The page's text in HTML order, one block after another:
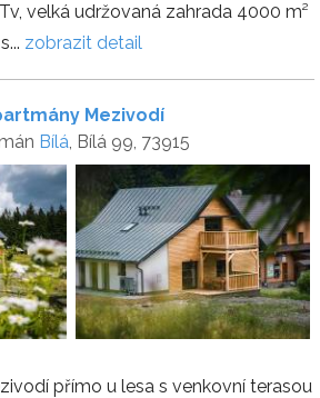
velká udržovaná zahrada 4000 m²
s... zobrazit detail
Mezivodí
Bílá, Bílá 99, 73915
přímo u lesa s venkovní terasou